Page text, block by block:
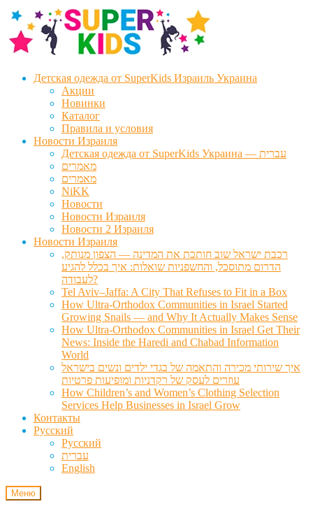
Перейти
навигации
Перейти
содержимому
Детская одежда от SuperKids Израиль Украина
Акции
Новинки
Каталог
Правила и условия
Новости Израиля
Детская одежда от SuperKids Украина — עברית
מאמרים
מאמרים
NiKK
Новости
Новости Израиля
Новости 2 Израиля
Новости Израиля
רכבת ישראל שוב חותכת את המדינה — הצפון מנותק,
הדרום מתוסכל, והחשפניות שואלות: איך בכלל להגיע
לעבודה?
Tel Aviv–Jaffa: A City That Refuses to Fit in a Box
How Ultra-Orthodox Communities in Israel Started
Growing Snails — and Why It Actually Makes Sense
How Ultra-Orthodox Communities in Israel Get Their
News: Inside the Haredi and Chabad Information
World
איך שירותי מכירה והתאמה של בגדי ילדים ונשים בישראל
עוזרים לעסק של רקדניות ומופיעות פרטיות
How Children’s and Women’s Clothing Selection
Services Help Businesses in Israel Grow
Контакты
Русский
Русский
עברית
English
Меню